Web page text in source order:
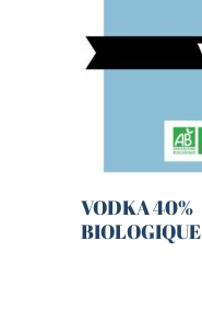
VODKA 40%
BIOLOGIQUE